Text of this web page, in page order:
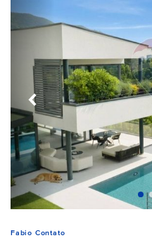
Fabio Contato